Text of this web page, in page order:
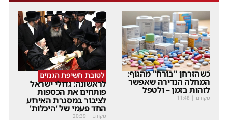
כשהזרחן "בורח" מהגוף:
המחלה הנדירה שאפשר
לזהות בזמן – ולטפל
מקודם |
11:48
לטובת חשיפת הגנזים
לראשונה: גדולי ישראל
פותחים את הכספות
לציבור במסגרת האירוע
החד פעמי של 'היכלות'
מקודם |
20:39